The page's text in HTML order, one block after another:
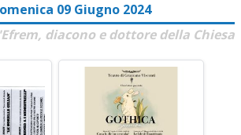
09 Giugno 2024
diacono e dottore della Chiesa